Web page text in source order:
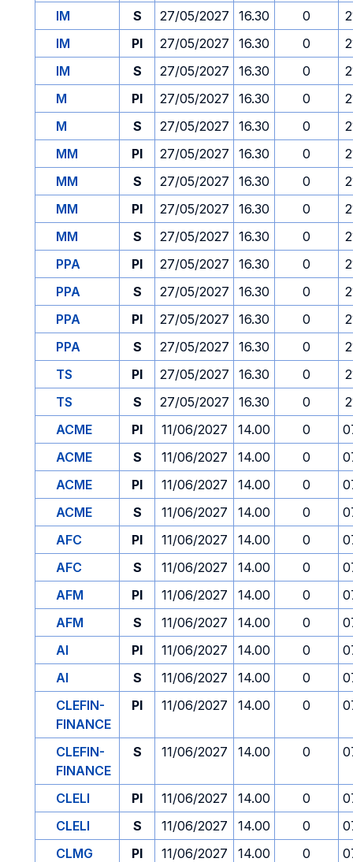
IM S 27/05/2027 16.30 0
IM
PI 27/05/2027 16.30 0
IM
S 27/05/2027 16.30 0
M
PI 27/05/2027 16.30 0
M
S 27/05/2027 16.30 0
MM
PI 27/05/2027 16.30 0
MM
S 27/05/2027 16.30 0
MM
PI 27/05/2027 16.30 0
MM
S 27/05/2027 16.30 0
PPA
PI 27/05/2027 16.30 0
PPA
S 27/05/2027 16.30 0
PPA
PI 27/05/2027 16.30 0
PPA
S 27/05/2027 16.30 0
TS
PI 27/05/2027 16.30 0
TS
S 27/05/2027 16.30 0
ACME
PI 11/06/2027 14.00 0
ACME
S 11/06/2027 14.00 0
ACME
PI 11/06/2027 14.00 0
ACME
S 11/06/2027 14.00 0
AFC
PI 11/06/2027 14.00 0
AFC
S 11/06/2027 14.00 0
AFM
PI 11/06/2027 14.00 0
AFM
S 11/06/2027 14.00 0
AI
PI 11/06/2027 14.00 0
AI
S 11/06/2027 14.00 0
CLEFIN-
FINANCE
PI 11/06/2027 14.00 0
CLEFIN-
FINANCE
S 11/06/2027 14.00 0
CLELI PI 11/06/2027 14.00 0
CLELI
S 11/06/2027 14.00 0
CLMG
PI 11/06/2027 14.00 0